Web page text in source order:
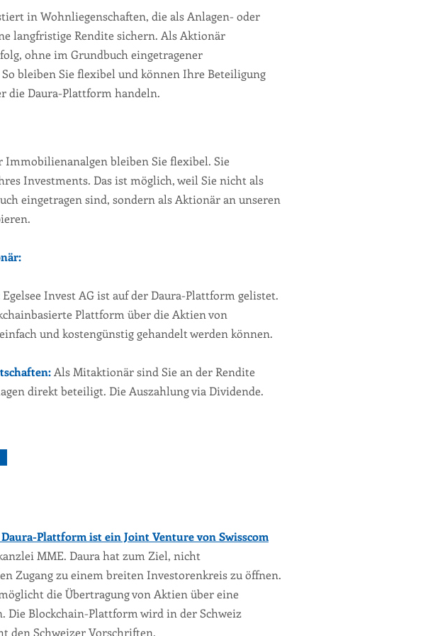
in Wohnliegenschaften, die als Anlagen- oder
langfristige Rendite sichern. Als Aktionär
ohne im Grundbuch eingetragener
bleiben Sie flexibel und können Ihre Beteiligung
die Daura-Plattform handeln.
bleiben Sie flexibel. Sie
Investments. Das ist möglich, weil Sie nicht als
eingetragen sind, sondern als Aktionär an unseren
Egelsee Invest AG ist auf der Daura-Plattform gelistet.
Plattform über die Aktien von
und kostengünstig gehandelt werden können.
Als Mitaktionär sind Sie an der Rendite
direkt beteiligt. Die Auszahlung via Dividende.
Plattform ist ein Joint Venture von Swisscom
MME. Daura hat zum Ziel, nicht
Zugang zu einem breiten Investorenkreis zu öffnen.
die Übertragung von Aktien über eine
Die Blockchain-Plattform wird in der Schweiz
den Schweizer Vorschriften.